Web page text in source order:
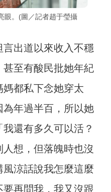
眼。(圖／記者趙于瑩攝
出道以來收入不穩
至有酸民批她年紀
媽都私下念她穿太
年過半百，所以她
還有多久可以活？
想，但落魄時也沒
風涼話說我怎麼這麼
再問我，我又沒跟